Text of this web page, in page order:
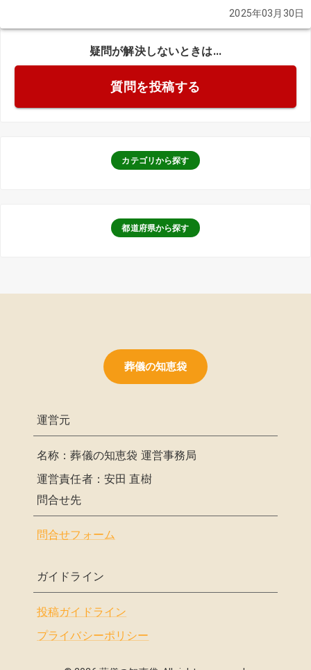
り、府中市民なので「府中の森市民聖苑」での実施を想定していま
含めて、どのくらい見ておけばよいか教えていただけると助かりま
す。また、対面での相談も可能とのことでしたが、自宅に来ていた
だいて説明していただくこともできるのでしょうか？
2025年03月30日
疑問が解決しないときは...
質問を投稿する
カテゴリから探す
都道府県から探す
葬儀の知恵袋
運営元
名称：葬儀の知恵袋 運営事務局
運営責任者：安田 直樹
問合せ先
問合せフォーム
ガイドライン
投稿ガイドライン
プライバシーポリシー